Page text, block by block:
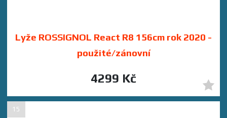
Lyže ROSSIGNOL React R8 156cm rok 2020 -
použité/zánovní
4299 Kč
15